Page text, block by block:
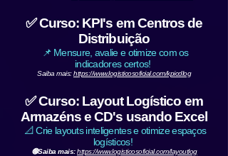
✅ Curso: KPI's em Centros de
Distribuição
📌 Mensure, avalie e otimize com os
indicadores certos!
Saiba mais:https://www.logisticosoficial.com/kpicdlog
✅ Curso: Layout Logístico em
Armazéns e CD's usando Excel
📐 Crie layouts inteligentes e otimize espaços
logísticos!
🟢Saiba mais:https://www.logisticosoficial.com/layoutlog